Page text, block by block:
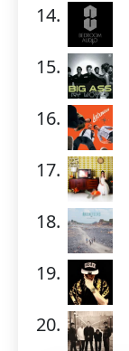
14.
15.
16.
17.
18.
19.
20.